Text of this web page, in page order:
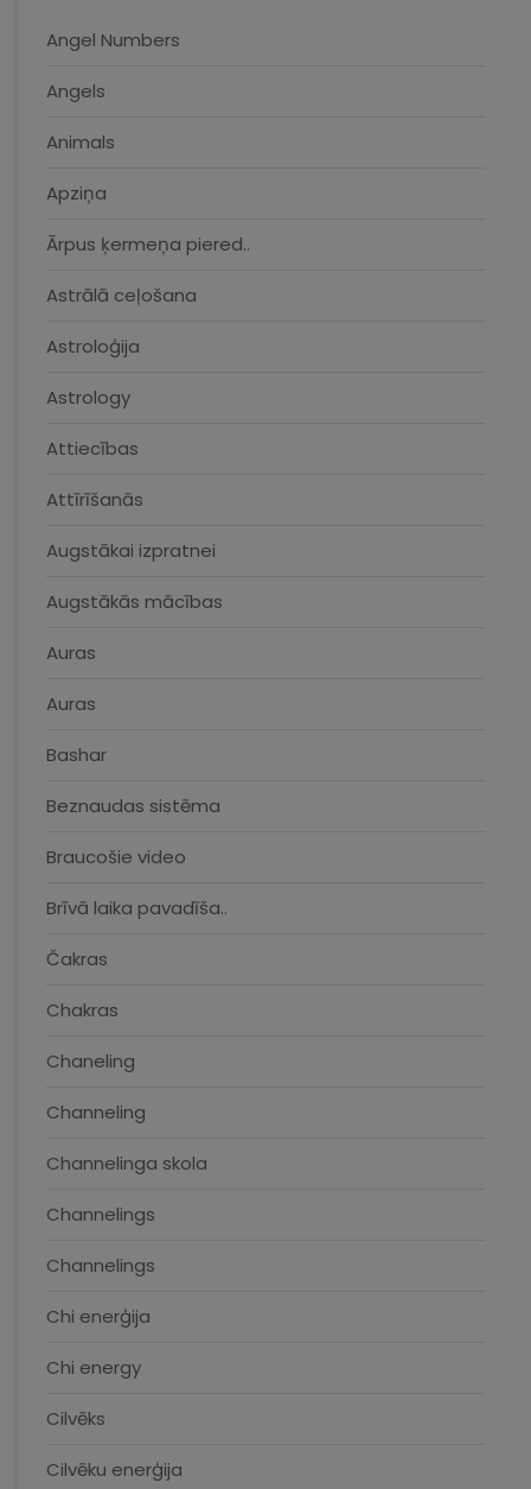
Angel Numbers
Angels
Animals
Apziņa
Ārpus ķermeņa piered..
Astrālā ceļošana
Astroloģija
Astrology
Attiecības
Attīrīšanās
Augstākai izpratnei
Augstākās mācības
Auras
Auras
Bashar
Beznaudas sistēma
Braucošie video
Brīvā laika pavadīša..
Čakras
Chakras
Chaneling
Channeling
Channelinga skola
Channelings
Channelings
Chi enerģija
Chi energy
Cilvēks
Cilvēku enerģija